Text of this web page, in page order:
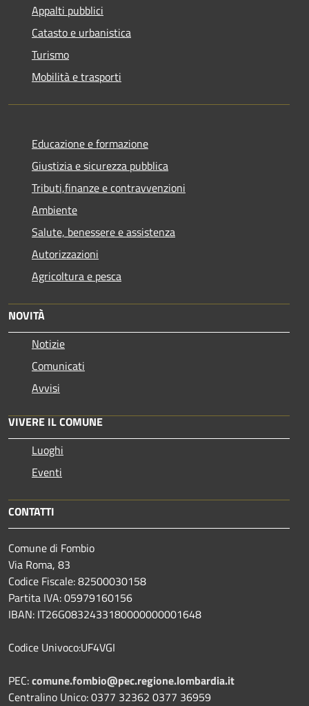
Appalti pubblici
Catasto e urbanistica
Turismo
Mobilità e trasporti
Educazione e formazione
Giustizia e sicurezza pubblica
Tributi,finanze e contravvenzioni
Ambiente
Salute, benessere e assistenza
Autorizzazioni
Agricoltura e pesca
NOVITÀ
Notizie
Comunicati
Avvisi
VIVERE IL COMUNE
Luoghi
Eventi
CONTATTI
Comune di Fombio
Via Roma, 83
Codice Fiscale: 82500030158
Partita IVA: 05979160156
IBAN: IT26G0832433180000000001648
Codice Univoco:UF4VGI
PEC:comune.fombio@pec.regione.lombardia.it
Centralino Unico: 0377 32362 0377 36959